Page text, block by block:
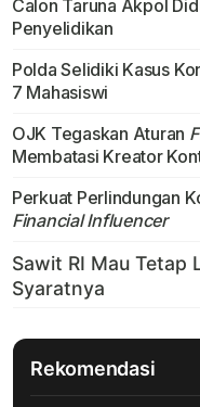
Calon Taruna Akpol
Penyelidikan
Polda Selidiki Kasus
7 Mahasiswi
OJK Tegaskan Aturan
Membatasi Kreator
Perkuat Perlindungan
Financial Influencer
Rekomendasi